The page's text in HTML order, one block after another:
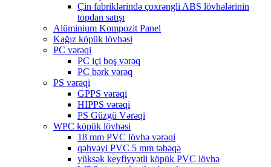
Çin fabriklərində çoxrəngli ABS lövhələrinin
topdan satışı
Alüminium Kompozit Panel
Kağız köpük lövhəsi
PC vərəqi
PC içi boş vərəq
PC bərk vərəq
PS vərəqi
GPPS vərəqi
HIPPS vərəqi
PS Güzgü Vərəqi
WPC köpük lövhəsi
18 mm PVC lövhə vərəqi
qəhvəyi PVC 5 mm təbəqə
yüksək keyfiyyətli köpük PVC lövhə